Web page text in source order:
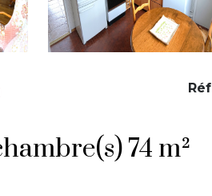
Appartement 3 pièce(s) 2 chambre(s) 74 m²
Réf